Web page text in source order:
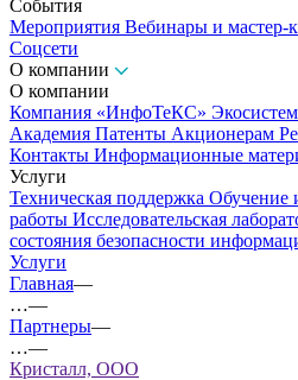
События
Мероприятия Вебинары и мастер-
Соцсети
О компании
О компании
Компания «ИнфоТеКС»
Академия Патенты Акционерам
Контакты Информационные
Услуги
Техническая поддержка Обучение
работы Исследовательская
состояния безопасности
Услуги
Главная—
…—
Партнеры—
…—
Кристалл, ООО